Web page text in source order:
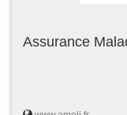
Assurance